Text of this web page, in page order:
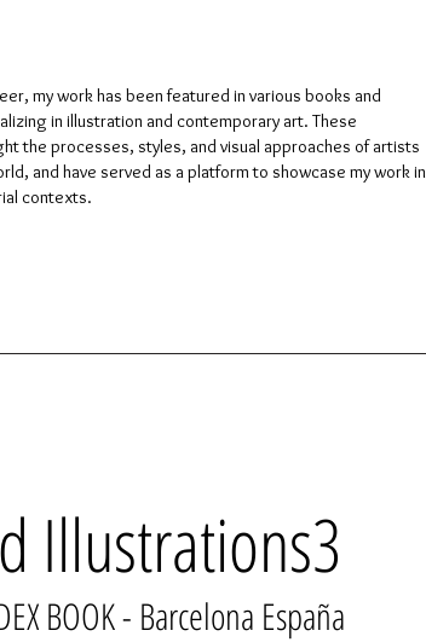
my work has been featured in various books and
in illustration and contemporary art. These
the processes, styles, and visual approaches of artists
and have served as a platform to showcase my work in
contexts.
Illustrations3
BOOK - Barcelona España